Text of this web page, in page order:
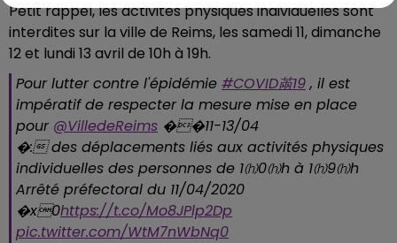
Petit rappel, les activités physiques individuelles sont
interdites sur la ville de Reims, les samedi 11, dimanche
12 et lundi 13 avril de 10h à 19h.
Pour lutter contre l'épidémie #COVID㒼19, il est
impératif de respecter la mesure mise en place
pour @VilledeReims ��️11-13/04
�:️ des déplacements liés aux activités physiques
individuelles des personnes de 1⒣0⒣h à 1⒣9⒣h
Arrêté préfectoral du 11/04/2020
�x0https://t.co/Mo8JPlp2Dp
pic.twitter.com/WtM7nWbNq0